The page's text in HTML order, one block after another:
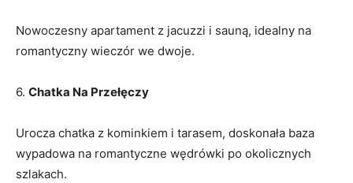
Nowoczesny apartament z jacuzzi i sauną, idealny na
romantyczny wieczór we dwoje.
6. Chatka ⁢Na Przełęczy
Urocza chatka z kominkiem i tarasem, doskonała baza
wypadowa na romantyczne wędrówki po ​okolicznych
szlakach.